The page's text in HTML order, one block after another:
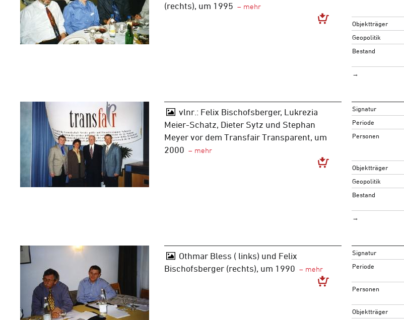
(rechts), um 1995
Objektträger
Geopolitik
Bestand
→
vlnr.: Felix Bischofsberger, Lukrezia
Meier-Schatz, Dieter Sytz und Stephan
Meyer vor dem Transfair Transparent, um
2000
Signatur
Periode
Personen
Objektträger
Geopolitik
Bestand
→
Othmar Bless ( links) und Felix
Bischofsberger (rechts), um 1990
Signatur
Periode
Personen
Objektträger